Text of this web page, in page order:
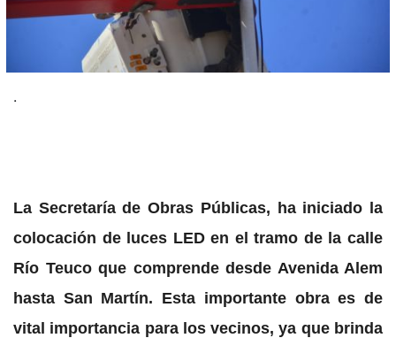
.
La Secretaría de Obras Públicas, ha iniciado la
colocación de luces LED en el tramo de la calle
Río Teuco que comprende desde Avenida Alem
hasta San Martín. Esta importante obra es de
vital importancia para los vecinos, ya que brinda